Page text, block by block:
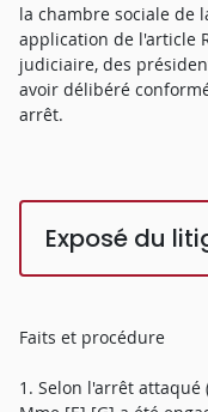
la chambre sociale de
application de l'article
judiciaire, des
avoir délibéré
arrêt.
Exposé du
Faits et procédure
1. Selon l'arrêt attaqué